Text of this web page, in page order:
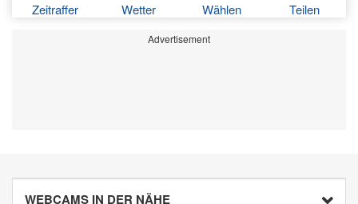
Zeitraffer Wetter Wählen Teilen
Advertisement
WEBCAMS IN DER NÄHE